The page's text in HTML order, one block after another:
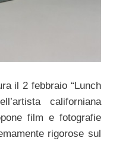
il 2 febbraio “Lunch
californiana
film e fotografie
rigorose sul